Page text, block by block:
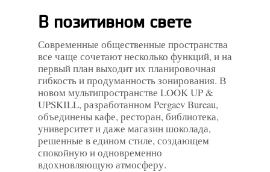
В позитивном свете
Современные общественные пространства
все чаще сочетают несколько функций, и на
первый план выходит их планировочная
гибкость и продуманность зонирования. В
новом мультипространстве LOOK UP &
UPSKILL, разработанном Pergaev Bureau,
объединены кафе, ресторан, библиотека,
университет и даже магазин шоколада,
решенные в едином стиле, создающем
спокойную и одновременно
вдохновляющую атмосферу.